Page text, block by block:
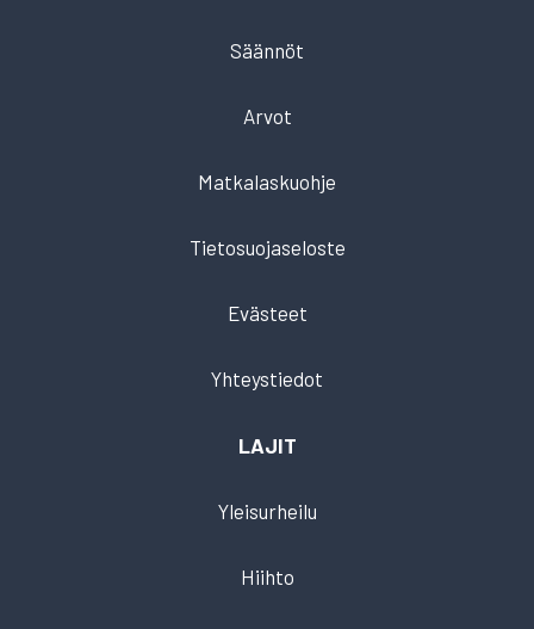
Säännöt
Arvot
Matkalaskuohje
Tietosuojaseloste
Evästeet
Yhteystiedot
LAJIT
Yleisurheilu
Hiihto